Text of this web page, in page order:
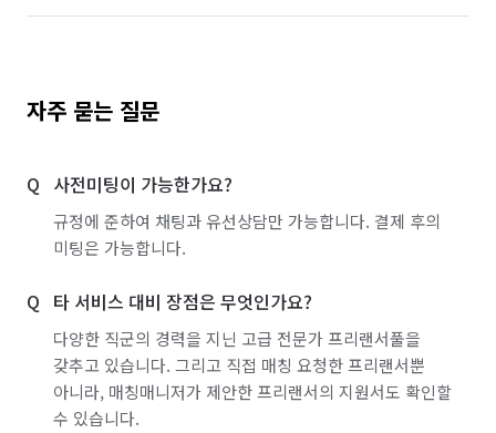
자주 묻는 질문
사전미팅이 가능한가요?
규정에 준하여 채팅과 유선상담만 가능합니다. 결제 후의
미팅은 가능합니다.
타 서비스 대비 장점은 무엇인가요?
다양한 직군의 경력을 지닌 고급 전문가 프리랜서풀을
갖추고 있습니다. 그리고 직접 매칭 요청한 프리랜서뿐
아니라, 매칭매니저가 제안한 프리랜서의 지원서도 확인할
수 있습니다.